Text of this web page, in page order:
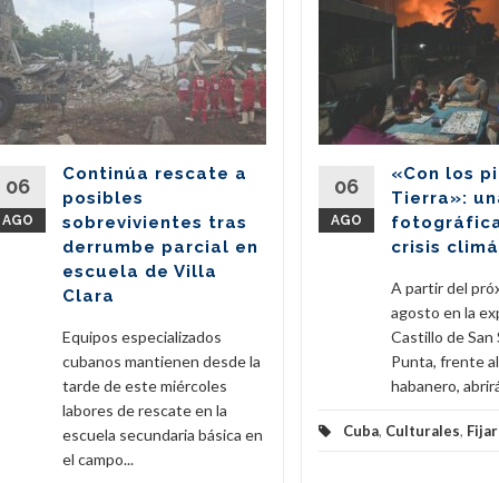
06
AGO
Continúa rescate a
posibles
sobrevivientes tras
derrumbe parcial en
escuela de Villa
Clara
Equipos especializados
cubanos mantienen desde la
tarde de este miércoles
labores de rescate en la
escuela secundaria básica en
el campo...
06
AGO
«Con los
Tierra»:
crisis
A partir del
agosto en la
Castillo de San
Punta, frente
habanero,
Cuba, Culturales, Fijar